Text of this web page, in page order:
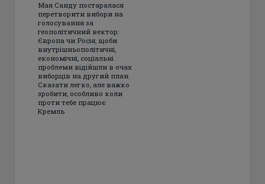
Мая Санду постаралася
перетворити вибори на
голосування за
геополітичний вектор:
Європа чи Росія, щоби
внутрішньополітичні,
економічні, соціальні
проблеми відійшли в очах
виборців на другий план.
Сказати легко, але важко
зробити, особливо коли
проти тебе працює
Кремль